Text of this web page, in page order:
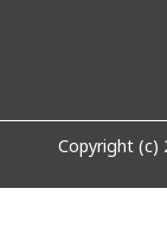
Copyright (c)